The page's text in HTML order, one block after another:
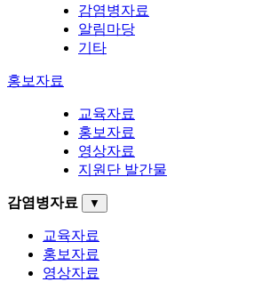
감염병자료
알림마당
기타
홍보자료
교육자료
홍보자료
영상자료
지원단 발간물
감염병자료 ▼
교육자료
홍보자료
영상자료